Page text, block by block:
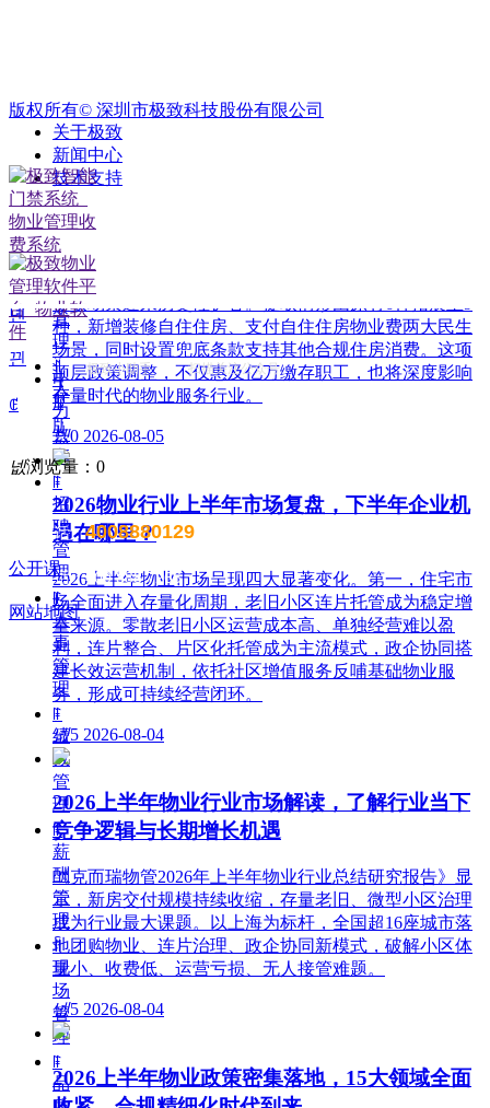
理
ꁹ
租
赁
管
理
ꁹ
合
同
管
理
ꀉ
人
力
共
享
ꁹ
招
聘
管
理
ꁹ
人
事
管
理
ꁹ
绩
效
管
理
ꁹ
薪
酬
管
理
ꀉ
现
场
管
理
ꁹ
品
公积金条例重大修订！物业费、装修纳入提取
范围，物业行业迎来新机遇
7月31日，国务院常务会议审议通过《国务院关于修改
〈住房公积金管理条例〉的决定(草案)》，住房公积金
提取场景迎来历史性扩容。提取情形由原有6种拓展至9
种，新增装修自住住房、支付自住住房物业费两大民生
场景，同时设置兜底条款支持其他合规住房消费。这项
顶层政策调整，不仅惠及亿万缴存职工，也将深度影响
存量时代的物业服务行业。
넶0 2026-08-05
2026物业行业上半年市场复盘，下半年企业机
遇在哪里？
2026上半年物业市场呈现四大显著变化。第一，住宅市
场全面进入存量化周期，老旧小区连片托管成为稳定增
量来源。零散老旧小区运营成本高、单独经营难以盈
利，连片整合、片区化托管成为主流模式，政企协同搭
建长效运营机制，依托社区增值服务反哺基础物业服
务，形成可持续经营闭环。
넶5 2026-08-04
2026上半年物业行业市场解读，了解行业当下
竞争逻辑与长期增长机遇
《克而瑞物管2026年上半年物业行业总结研究报告》显
示，新房交付规模持续收缩，存量老旧、微型小区治理
成为行业最大课题。以上海为标杆，全国超16座城市落
地团购物业、连片治理、政企协同新模式，破解小区体
量小、收费低、运营亏损、无人接管难题。
넶5 2026-08-04
2026上半年物业政策密集落地，15大领域全面
넶浏览量： 0
版权所有© 深圳市极致科技股份有限公司
关于极致
新闻中心
技术支持
极致小助手 扫描关注公众号
电
脑
版
售前电话：4008880129
售后电话：400 888 7266
公开课
网站地图
녠
끤
ꂅ